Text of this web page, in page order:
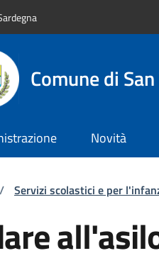
Comune di
Novità
di pane
/ Servizi scolastici e per